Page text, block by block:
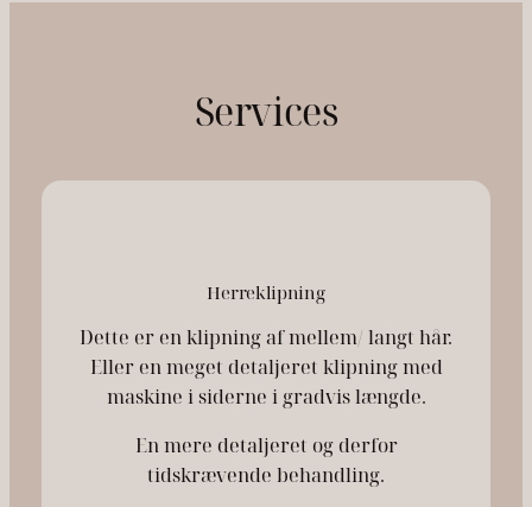
Services
Herreklipning
Dette er en klipning af mellem/ langt hår.
Eller en meget detaljeret klipning med
maskine i siderne i gradvis længde.
En mere detaljeret og derfor
tidskrævende behandling.